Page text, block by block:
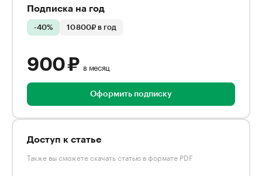
Подписка на год
-40% 10 800₽ в год
900 ₽ в месяц
Оформить подписку
Доступ к статье
Также вы сможете скачать статью в формате PDF